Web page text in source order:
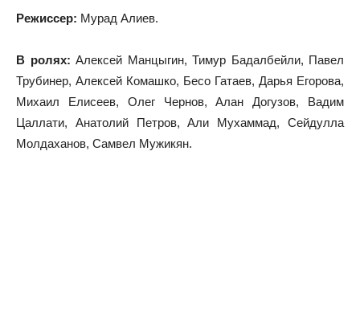
Режиссер: Мурад Алиев.
В ролях: Алексей Манцыгин, Тимур Бадалбейли, Павел
Трубинер, Алексей Комашко, Бесо Гатаев, Дарья Егорова,
Михаил Елисеев, Олег Чернов, Алан Догузов, Вадим
Цаллати, Анатолий Петров, Али Мухаммад, Сейдулла
Молдаханов, Самвел Мужикян.